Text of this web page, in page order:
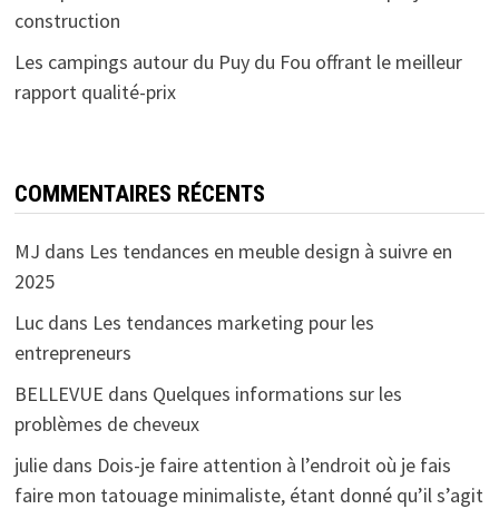
construction
Les campings autour du Puy du Fou offrant le meilleur
rapport qualité-prix
COMMENTAIRES RÉCENTS
MJ dans Les tendances en meuble design à suivre en
2025
Lucdans Les tendances marketing pour les
entrepreneurs
BELLEVUE dans Quelques informations sur les
problèmes de cheveux
juliedans Dois-je faire attention à l’endroit où je fais
faire mon tatouage minimaliste, étant donné qu’il s’agit